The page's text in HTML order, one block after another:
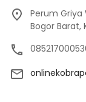
Perum Griya
Bogor Barat,